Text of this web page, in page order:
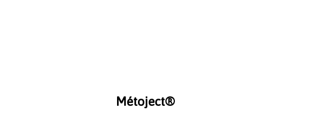
Métoject®